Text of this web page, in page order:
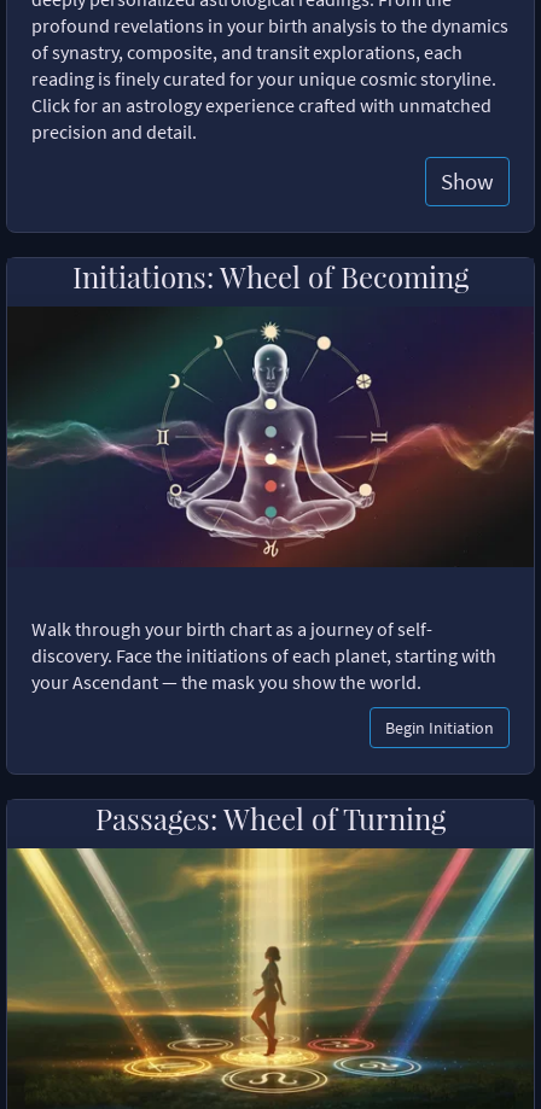
profound revelations in your birth analysis to the dynamics
of synastry, composite, and transit explorations, each
reading is finely curated for your unique cosmic storyline.
Click for an astrology experience crafted with unmatched
precision and detail.
Show
Initiations: Wheel of Becoming
Walk through your birth chart as a journey of self-
discovery. Face the initiations of each planet, starting with
your Ascendant — the mask you show the world.
Begin Initiation
Passages: Wheel of Turning